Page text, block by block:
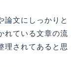
論文にしっかりと
れている文章の流
理されてあると思